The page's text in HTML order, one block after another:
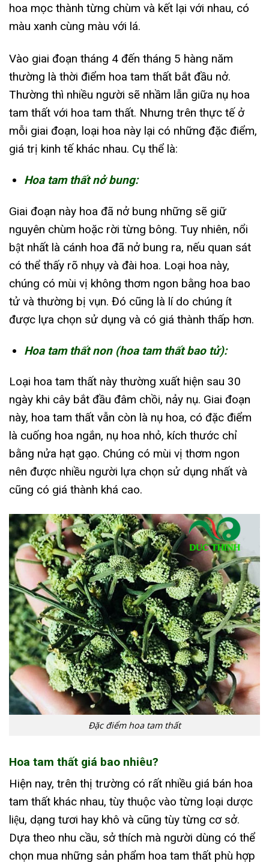
hoa mọc thành từng chùm và kết lại với nhau, có
màu xanh cùng màu với lá.
Vào giai đoạn tháng 4 đến tháng 5 hàng năm
thường là thời điểm hoa tam thất bắt đầu nở.
Thường thì nhiều người sẽ nhầm lẫn giữa nụ hoa
tam thất với hoa tam thất. Nhưng trên thực tế ở
mỗi giai đoạn, loại hoa này lại có những đặc điểm,
giá trị kinh tế khác nhau. Cụ thể là:
Hoa tam thất nở bung:
Giai đoạn này hoa đã nở bung những sẽ giữ
nguyên chùm hoặc rời từng bông. Tuy nhiên, nổi
bật nhất là cánh hoa đã nở bung ra, nếu quan sát
có thể thấy rõ nhụy và đài hoa. Loại hoa này,
chúng có mùi vị không thơm ngon bằng hoa bao
tử và thường bị vụn. Đó cũng là lí do chúng ít
được lựa chọn sử dụng và có giá thành thấp hơn.
Hoa tam thất non (hoa tam thất bao tử):
Loại hoa tam thất này thường xuất hiện sau 30
ngày khi cây bắt đầu đâm chồi, nảy nụ. Giai đoạn
này, hoa tam thất vẫn còn là nụ hoa, có đặc điểm
là cuống hoa ngắn, nụ hoa nhỏ, kích thước chỉ
bằng nửa hạt gạo. Chúng có mùi vị thơm ngon
nên được nhiều người lựa chọn sử dụng nhất và
cũng có giá thành khá cao.
Đặc điểm hoa tam thất
Hoa tam thất giá bao nhiêu?
Hiện nay, trên thị trường có rất nhiều giá bán hoa
tam thất khác nhau, tùy thuộc vào từng loại dược
liệu, dạng tươi hay khô và cũng tùy từng cơ sở.
Dựa theo nhu cầu, sở thích mà người dùng có thể
chọn mua những sản phẩm hoa tam thất phù hợp